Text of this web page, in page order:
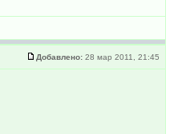
Добавлено: 28 мар 2011, 21:45